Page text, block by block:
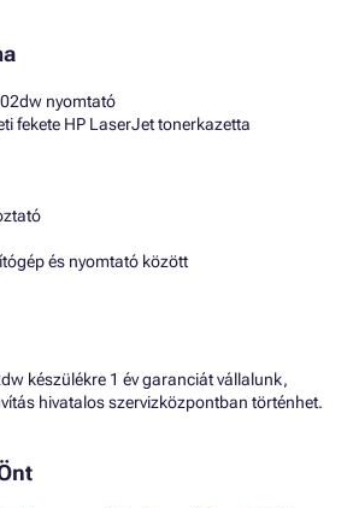
nyomtató
fekete HP LaserJet tonerkazetta
és nyomtató között
készülékre 1 év garanciát vállalunk,
hivatalos szervizközpontban történhet.